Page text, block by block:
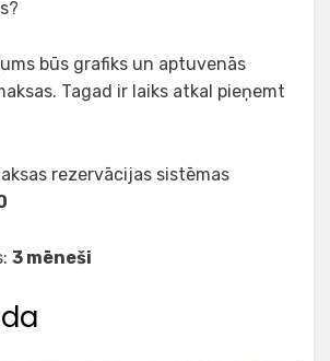
būs grafiks un aptuvenās
Tagad ir laiks atkal pieņemt
rezervācijas sistēmas
3 mēneši